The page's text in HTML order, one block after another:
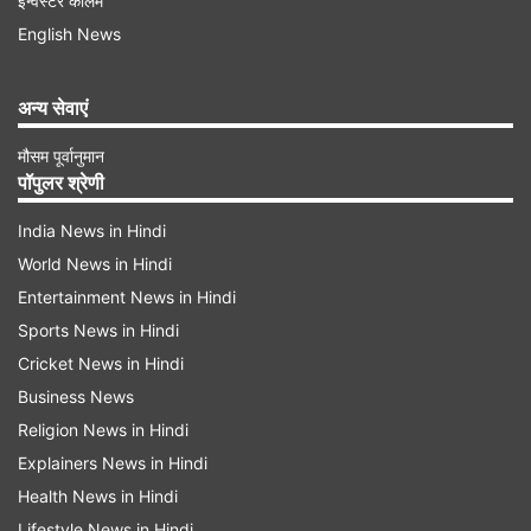
बैठक के बाद पत्रकारों से कहा, ‘‘उन्होंने (यूनुस) हमें बताया
दिसंबर तक देश में चुनाव कराए जाएंगे।’’
बीएनपी महासचिव मिर्जा फखरुल इस्लाम आलमगीर पार्टी की
स्थायी समिति के सदस्य सलाहुद्दीन अहमद और मेजर
(सेवानिवृत्त) हाफिज उद्दीन अहमद के साथ मुख्य सलाहकार के
साथ डेढ़ घंटे की बैठक में शामिल हुए।
English News
अन्य सेवाएं
मौसम पूर्वानुमान
पॉपुलर श्रेणी
India News in Hindi
World News in Hindi
Entertainment News in Hindi
Sports News in Hindi
Cricket News in Hindi
Business News
Religion News in Hindi
Explainers News in Hindi
Health News in Hindi